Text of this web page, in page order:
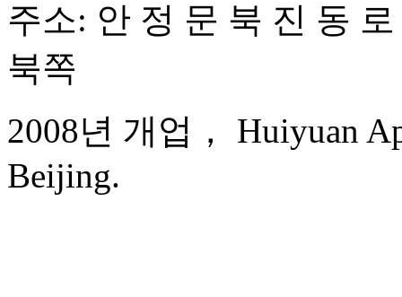
주소: 안 정 문 북 진 동
북쪽
2008년 개업， Huiyuan
Beijing.